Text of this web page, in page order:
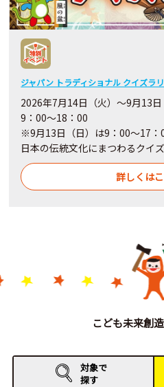
ジャパン トラディショナル クイズラ
2026年7月14日（火）～9月13日
9：00～18：00
※9月13日（日）は9：00～17：
日本の伝統文化にまつわるクイ
詳しくは
こども未来創
対象で
探す